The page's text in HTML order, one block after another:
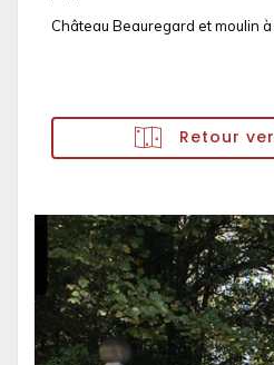
Château Beauregard et moulin
Retour